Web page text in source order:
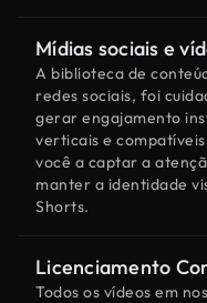
Mídias sociais e
A biblioteca de
redes sociais, foi
gerar engajamento
verticais e
você a captar a
manter a identidade
Shorts.
Licenciamento
Todos os vídeos em